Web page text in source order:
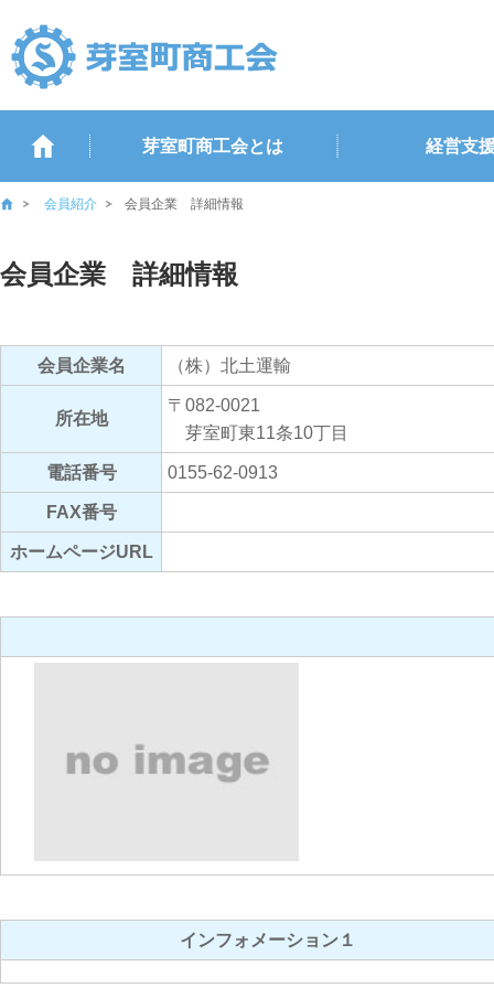
芽室町商工会とは 経営支
会員紹介 会員企業 詳細情報
会員企業 詳細情報
会員企業名 （株）北土運輸
所在地
〒082-0021
芽室町東11条10丁目
電話番号 0155-62-0913
FAX番号
ホームページURL
インフォメーション１